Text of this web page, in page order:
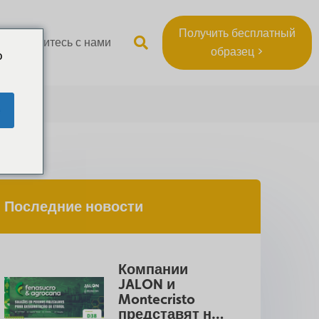
Свяжитесь с нами
Получить бесплатный
образец >
Последние новости
Компании
JALON и
Montecristo
представят на